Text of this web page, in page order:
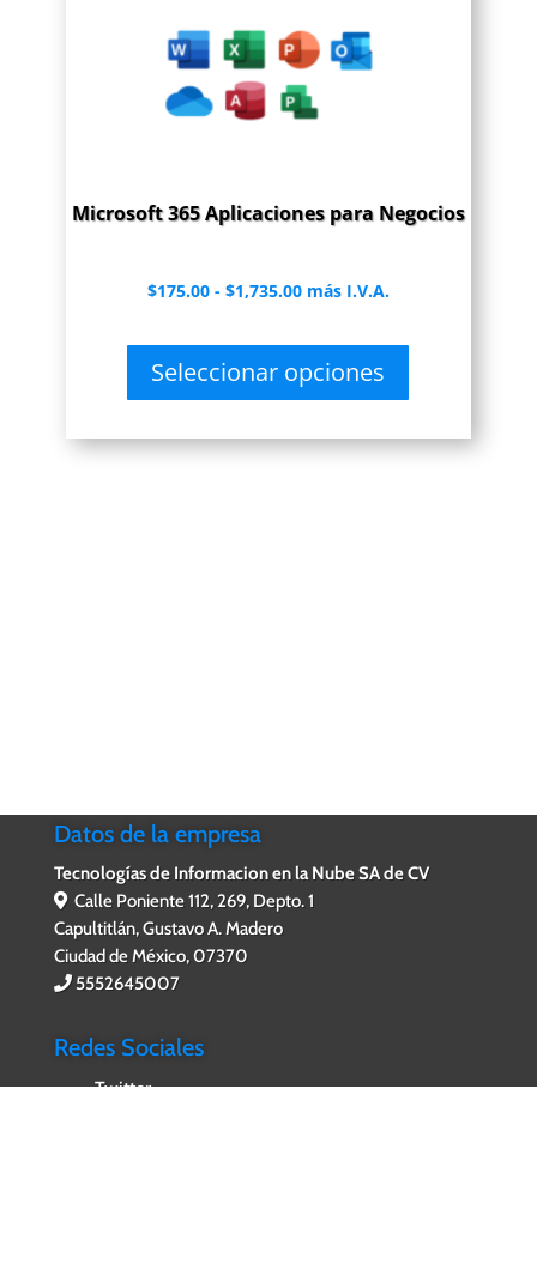
Microsoft 365 Aplicaciones para Negocios
$175.00 - $1,735.00Rango
precios:
desde
hasta
más I.V.A.
Seleccionar opciones
Datos de la empresa
Tecnologías de Informacion en la Nube SA de CV
Calle Poniente 112, 269, Depto. 1
Capultitlán, Gustavo A. Madero
Ciudad de México, 07370
5552645007
Redes Sociales
Twitter